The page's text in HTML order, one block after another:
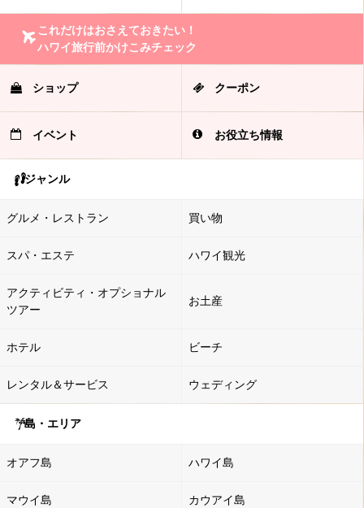
これだけはおさえておきたい！
ハワイ旅行前かけこみチェック
ショップ クーポン
イベント お役立ち情報
ジャンル
グルメ・レストラン 買い物
スパ・エステ ハワイ観光
アクティビティ・オプショナル
ツアー
お土産
ホテル ビーチ
レンタル＆サービス ウェディング
島・エリア
オアフ島 ハワイ島
マウイ島 カウアイ島